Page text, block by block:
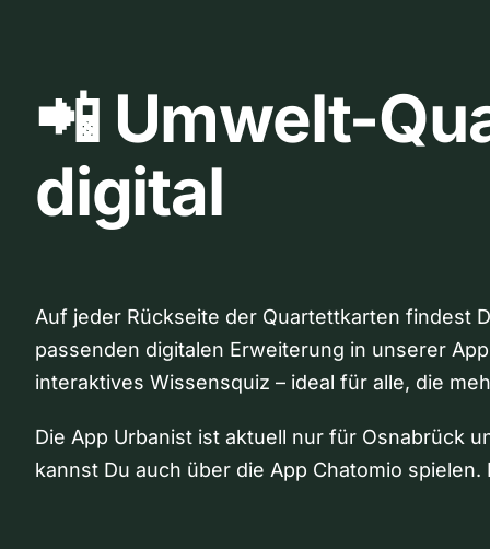
📲 Umwelt-
digital
Auf jeder Rückseite der Quartettkarten findest
passenden digitalen Erweiterung in unserer
interaktives Wissensquiz – ideal für alle, die
Die App Urbanist ist aktuell nur für Osnabrück
kannst Du auch über die App Chatomio